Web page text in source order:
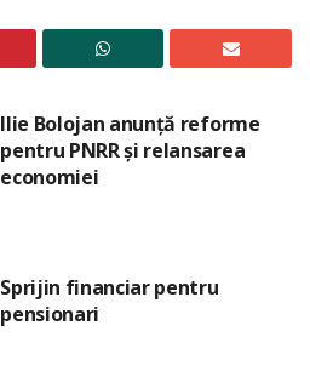
Ilie Bolojan anunță reforme
pentru PNRR și relansarea
economiei
Sprijin financiar pentru
pensionari